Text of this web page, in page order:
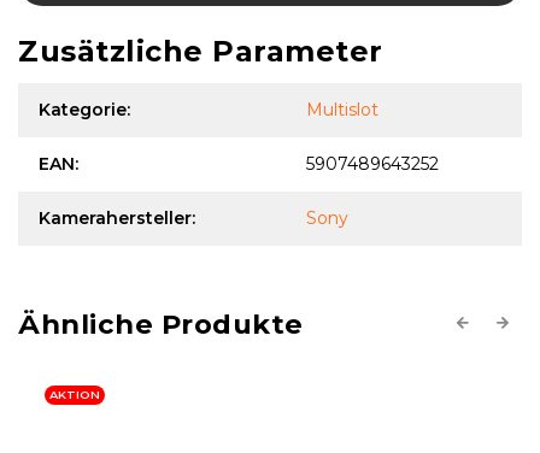
Zusätzliche Parameter
Kategorie: Multislot
EAN: 5907489643252
Kamerahersteller: Sony
Previous
AKTION
Next